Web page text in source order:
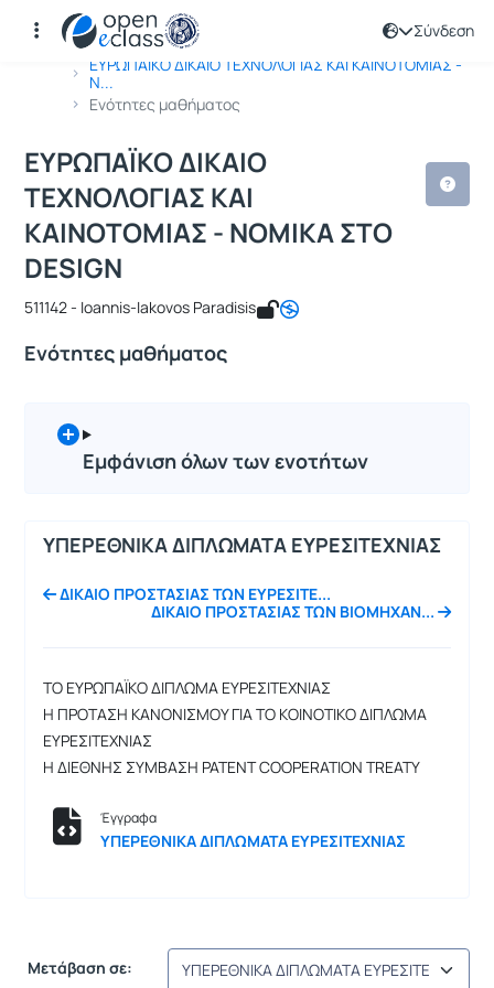
Σύνδεση
Αρχική Σελίδα
ΕΥΡΩΠΑΪΚΟ ΔΙΚΑΙΟ ΤΕΧΝΟΛΟΓΙΑΣ ΚΑΙ ΚΑΙΝΟΤΟΜΙΑΣ -
Ν...
Ενότητες μαθήματος
Μάθημα : ΕΥΡΩΠΑΪΚΟ ΔΙΚΑΙΟ
Κωδικός : 511142
ΕΥΡΩΠΑΪΚΟ ΔΙΚΑΙΟ
ΤΕΧΝΟΛΟΓΙΑΣ ΚΑΙ
ΚΑΙΝΟΤΟΜΙΑΣ - ΝΟΜΙΚΑ ΣΤΟ
DESIGN
511142 - Ioannis-Iakovos Paradisis
Ενότητες μαθήματος
Εμφάνιση όλων των ενοτήτων
ΥΠΕΡΕΘΝΙΚΑ ΔΙΠΛΩΜΑΤΑ ΕΥΡΕΣΙΤΕΧΝΙΑΣ
ΔΙKΑΙΟ ΠΡΟΣΤΑΣΙΑΣ ΤΩΝ ΕΥΡΕΣΙΤΕ...
ΔΙΚΑΙΟ ΠΡΟΣΤΑΣΙΑΣ ΤΩΝ ΒΙΟΜΗΧΑΝ...
ΤΟ ΕΥΡΩΠΑΪΚΟ ΔΙΠΛΩΜΑ ΕΥΡΕΣΙΤΕΧΝΙΑΣ
Η ΠΡΟΤΑΣΗ ΚΑΝΟΝΙΣΜΟΥ ΓΙΑ ΤΟ ΚΟΙΝΟΤΙΚΟ ΔΙΠΛΩΜΑ
ΕΥΡΕΣΙΤΕΧΝΙΑΣ
Η ΔΙΕΘΝΗΣ ΣΥΜΒΑΣΗ PATENT COOPERATION TREATY
Έγγραφα
ΥΠΕΡΕΘΝΙΚΑ ΔΙΠΛΩΜΑΤΑ ΕΥΡΕΣΙΤΕΧΝΙΑΣ
Μετάβαση σε: